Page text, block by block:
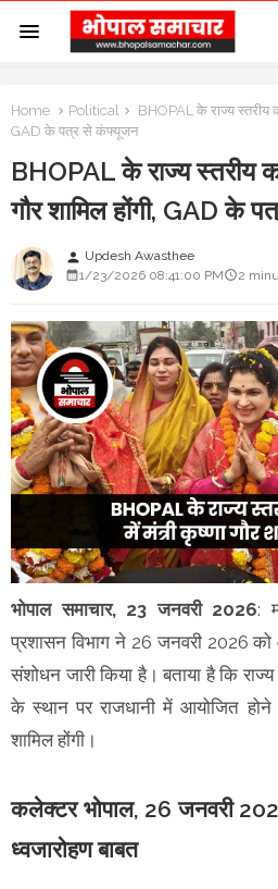
Home Political
BHOPAL के राज्य स्तरीय
GAD के पत्र से कंफ्यूजन
BHOPAL के राज्य स्तरीय
गौर शामिल होंगी, GAD के
person Updesh Awasthee
1/23/2026 08:41:00 PM
2
भोपाल समाचार, 23 जनवरी 2026:
प्रशासन विभाग ने 26 जनवरी 2026 को
संशोधन जारी किया है। बताया है कि राज्य
के स्थान पर राजधानी में आयोजित होने
शामिल होंगी।
कलेक्टर भोपाल, 26 जनवरी
ध्वजारोहण बाबत